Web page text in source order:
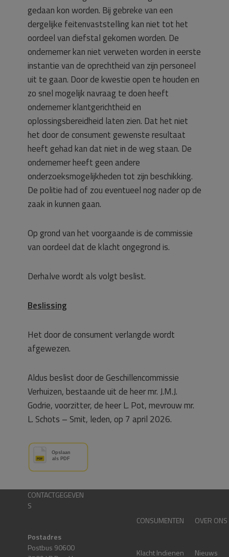
gedaan kon worden. Bij gebreke van een
dergelijke feitenvaststelling kan niet tot het
oordeel van diefstal gekomen worden. De
ondernemer kan niet verweten worden in eerste
instantie van de oprechtheid van zijn personeel
uit te gaan. Door de kwestie open te houden en
zo snel mogelijk navraag te doen heeft
ondernemer klantgerichtheid en
oplossingsbereidheid laten zien. Dat het niet
het door de consument gewenste resultaat
heeft gehad kan dat niet in de weg staan. De
ondernemer heeft geen andere
onderzoeksmogelijkheden tot zijn beschikking.
De politie had of zou eventueel nog nader op de
zaak in kunnen gaan.
Op grond van het voorgaande is de commissie
van oordeel dat de klacht ongegrond is.
Derhalve wordt als volgt beslist.
Beslissing
Het door de consument verlangde wordt
afgewezen.
Aldus beslist door de Geschillencommissie
Verhuizen, bestaande uit de heer mr. J.M.J.
Godrie, voorzitter, de heer L. Pot, mevrouw mr.
L. Schots – Smit, leden, op 7 april 2026.
CONTACTGEGEVEN
S
Postadres
Postbus 90600
CONSUMENTEN
Klacht Indienen
OVER ONS
Nieuws